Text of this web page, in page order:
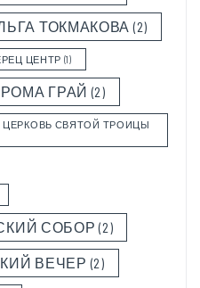
ТОКМАКОВА (2)
ЦЕНТР (1)
РОМА ГРАЙ (2)
СВЯТОЙ ТРОИЦЫ
СОБОР (2)
ВЕЧЕР (2)